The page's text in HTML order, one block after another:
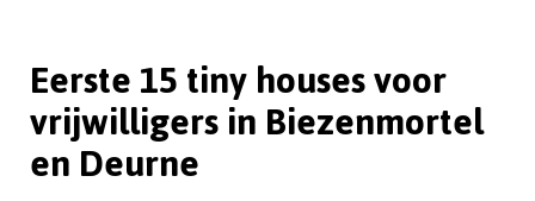
Eerste 15 tiny houses voor
vrijwilligers in Biezenmortel
en Deurne